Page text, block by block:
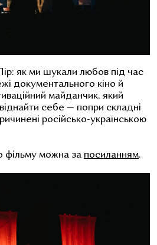
як ми шукали любов під час
документального кіно й
майданчик, який
себе — попри складні
російсько-українською
фільму можна за посиланням.